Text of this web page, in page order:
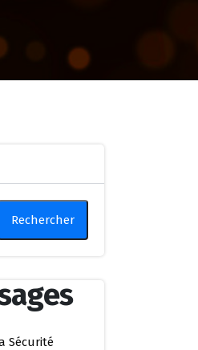
Rechercher
Sécurité